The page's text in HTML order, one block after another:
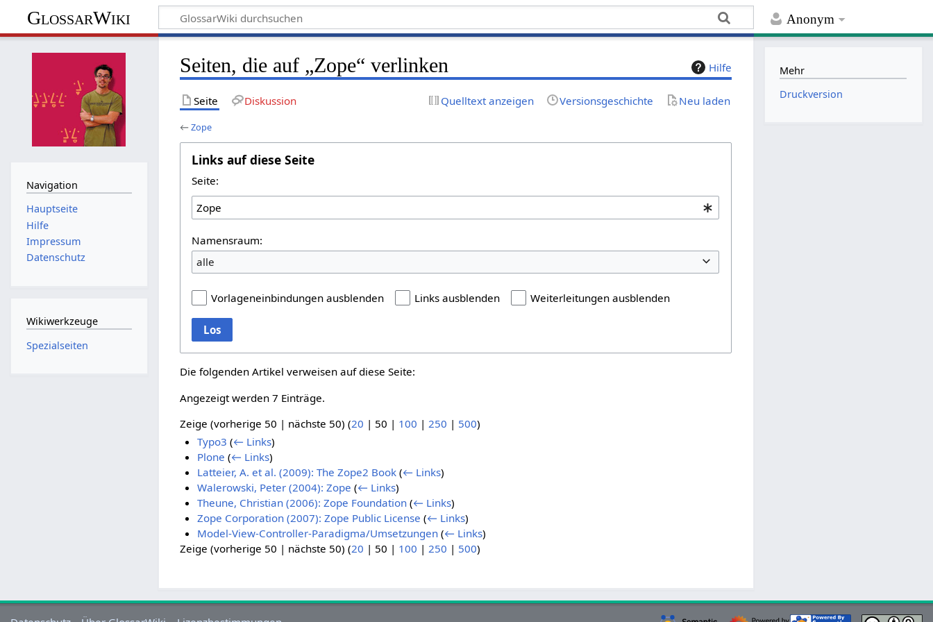
Anonym
GlossarWiki
Hilfe
Seiten, die auf „Zope“ verlinken
Seite Diskussion Quelltext anzeigen Versionsgeschichte Neu laden
←Zope
Links auf diese Seite
Seite:
Namensraum:
alle
Vorlageneinbindungen ausblenden Links ausblenden Weiterleitungen ausblenden
Los
Die folgenden Artikel verweisen auf diese Seite:
Angezeigt werden 7 Einträge.
Zeige (vorherige 50 | nächste 50) (20 | 50 | 100 | 250 | 500)
Typo3 (← Links)
Plone (← Links)
Latteier, A. et al. (2009): The Zope2 Book (← Links)
Walerowski, Peter (2004): Zope (← Links)
Theune, Christian (2006): Zope Foundation (← Links)
Zope Corporation (2007): Zope Public License (← Links)
Model-View-Controller-Paradigma/Umsetzungen (← Links)
Zeige (vorherige 50 | nächste 50) (20 | 50 | 100 |250 | 500)
Navigation
Hauptseite
Hilfe
Impressum
Datenschutz
Wikiwerkzeuge
Spezialseiten
Mehr
Druckversion